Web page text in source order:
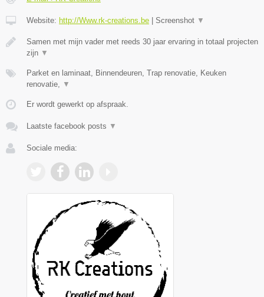
Website: http://Www.rk-creations.be Screenshot ▼
Samen met mijn vader met reeds 30 jaar ervaring in totaal projecten
zijn ▼
Parket en laminaat, Binnendeuren, Trap renovatie, Keuken
renovatie,
▼
Er wordt gewerkt op afspraak.
Laatste facebook posts ▼
Sociale media: